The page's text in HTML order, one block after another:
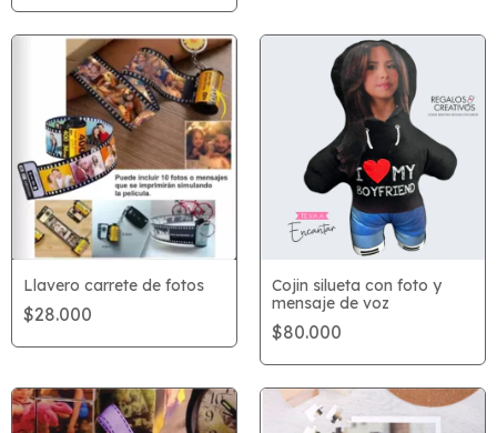
Llavero carrete de fotos
$28.000
Cojin silueta con foto y
mensaje de voz
$80.000